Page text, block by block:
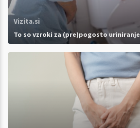
Vizita.si
To so vzroki za (pre)pogosto uriniranje